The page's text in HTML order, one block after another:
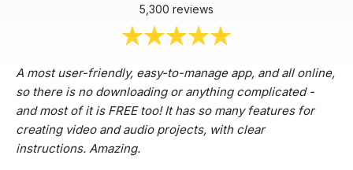
5,300 reviews
A most user-friendly, easy-to-manage app, and all online,
so there is no downloading or anything complicated -
and most of it is FREE too! It has so many features for
creating video and audio projects, with clear
instructions. Amazing.